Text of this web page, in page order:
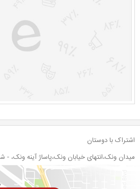
اشتراک با دوستان
میدان ونک،انتهای خیابان ونک،پاساژ آینه ونک، - شماره